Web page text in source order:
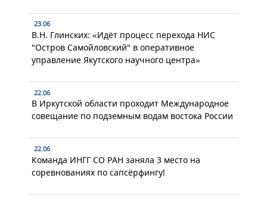
23.06
В.Н. Глинских: «Идёт процесс перехода НИС
"Остров Самойловский" в оперативное
управление Якутского научного центра»
22.06
В Иркутской области проходит Международное
совещание по подземным водам востока России
22.06
Команда ИНГГ СО РАН заняла 3 место на
соревнованиях по сапсёрфингу!